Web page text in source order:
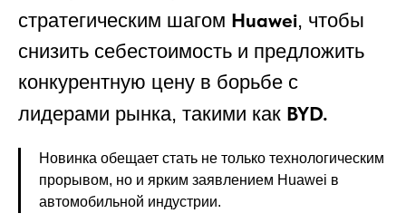
стратегическим шагом Huawei, чтобы
снизить себестоимость и предложить
конкурентную цену в борьбе с
лидерами рынка, такими как BYD.
Новинка обещает стать не только технологическим
прорывом, но и ярким заявлением Huawei в
автомобильной индустрии.